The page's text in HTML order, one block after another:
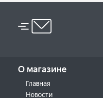
О магазине
Главная
Новости